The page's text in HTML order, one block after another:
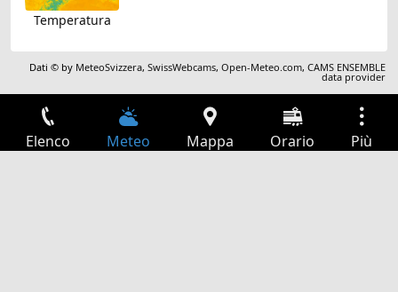
Temperatura
Dati © by MeteoSvizzera,SwissWebcams,Open-Meteo.com,CAMS ENSEMBLE
data provider
Elenco Meteo Mappa Orario Più